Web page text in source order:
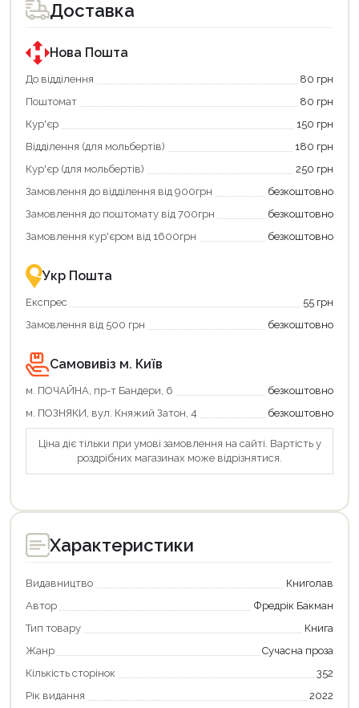
покупки
державною
програмою
єКнига.
Використовуйте
карту
щоб
зекономити
та
отримати
переваги!
картою
єКнига
–
зручно
та
покупки
державною
програмою
«Національний
кешбек».
покупку
«Національний
кешбек»
та
отримуйте
повернення
Економте
більше
разом
державною
підтримкою!
Доставка
Нова Пошта
До відділення
80 грн
Поштомат
80 грн
Кур'єр
150 грн
Відділення (для мольбертів)
180 грн
Кур'єр (для мольбертів)
250 грн
Замовлення до відділення від 900грн
безкоштовно
Замовлення до поштомату від 700грн
безкоштовно
Замовлення кур'єром від 1600грн
безкоштовно
Укр Пошта
Експрес
55 грн
Замовлення від 500 грн
безкоштовно
Самовивіз м. Київ
м. ПОЧАЙНА, пр-т Бандери, 6
безкоштовно
м. ПОЗНЯКИ, вул. Княжий Затон, 4
безкоштовно
Ціна діє тільки при умові замовлення на сайті. Вартість у
роздрібних магазинах може відрізнятися.
Характеристики
Видавництво
Книголав
Автор
Фредрік Бакман
Тип товару
Книга
Жанр
Сучасна проза
Кількість сторінок
352
Рік видання
2022